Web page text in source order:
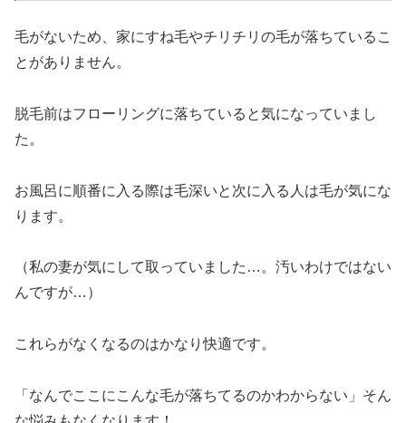
毛がないため、家にすね毛やチリチリの毛が落ちているこ
とがありません。
脱毛前はフローリングに落ちていると気になっていまし
た。
お風呂に順番に入る際は毛深いと次に入る人は毛が気にな
ります。
（私の妻が気にして取っていました…。汚いわけではない
んですが…）
これらがなくなるのはかなり快適です。
「なんでここにこんな毛が落ちてるのかわからない」そん